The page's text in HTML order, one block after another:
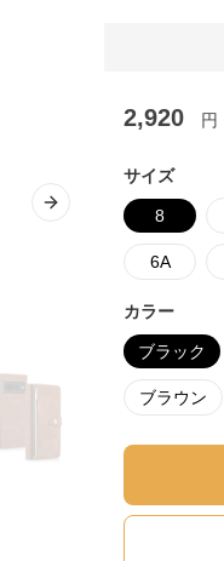
Next slide
2,920 円
サイズ
8
6A
カラー
ブラック
ブラウン